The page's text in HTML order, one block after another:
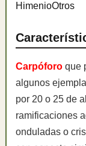
HimenioOtros
Carpóforo que
algunos
por 20 o 25 de
ramificaciones
onduladas o